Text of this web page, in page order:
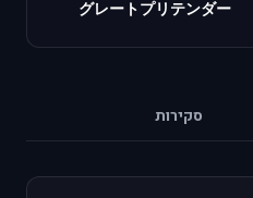
グレートプリテンダー
סקירות